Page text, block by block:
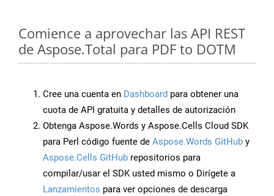
Comience a aprovechar las API REST
de Aspose.Total para PDF to DOTM
Cree una cuenta en Dashboard para obtener una
cuota de API gratuita y detalles de autorización
Obtenga Aspose.Words y Aspose.Cells Cloud SDK
para Perl código fuente de Aspose.Words GitHub y
Aspose.Cells GitHub repositorios para
compilar/usar el SDK usted mismo o Dirígete a
Lanzamientos para ver opciones de descarga